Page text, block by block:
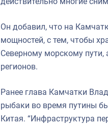
Он добавил, что на
мощностей, с тем, чтобы
Северному морскому
регионов.
Ранее глава Камчатки
рыбаки во время путины
Китая. “Инфраструктура